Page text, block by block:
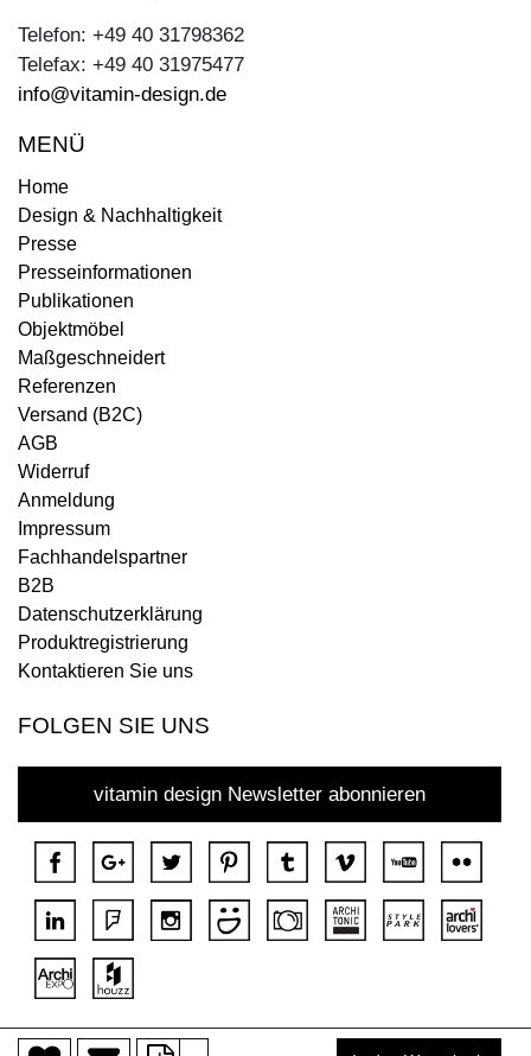
Telefon: +49 40 31798362
Telefax: +49 40 31975477
info@vitamin-design.de
MENÜ
Home
Design & Nachhaltigkeit
Presse
Presseinformationen
Publikationen
Objektmöbel
Maßgeschneidert
Referenzen
Versand (B2C)
AGB
Widerruf
Anmeldung
Impressum
Fachhandelspartner
B2B
Datenschutzerklärung
Produktregistrierung
Kontaktieren Sie uns
FOLGEN SIE UNS
vitamin design Newsletter abonnieren